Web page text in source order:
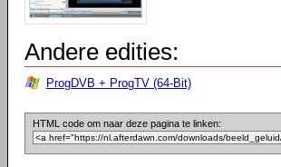
Andere edities:
ProgDVB + ProgTV (64-Bit)
HTML code om naar deze pagina te linken: